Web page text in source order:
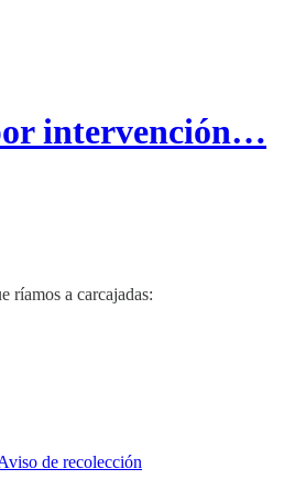
intervención…
ríamos a carcajadas:
de recolección